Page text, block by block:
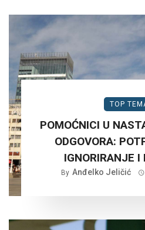
TOP
POMOĆNICI U
ODGOVORA:
IGNORIRANJE I
By Anđelko Jeličić